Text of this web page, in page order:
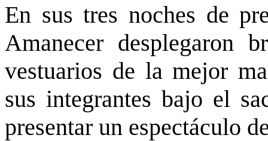
En sus tres noches de
Amanecer desplegaron
vestuarios de la mejor
sus integrantes bajo el
presentar un espectáculo